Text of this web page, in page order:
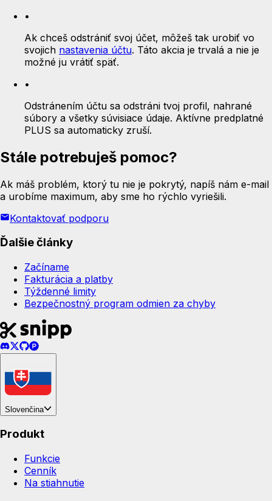
•
Ak chceš odstrániť svoj účet, môžeš tak urobiť vo
svojich nastavenia účtu. Táto akcia je trvalá a nie je
možné ju vrátiť späť.
•
Odstránením účtu sa odstráni tvoj profil, nahrané
súbory a všetky súvisiace údaje. Aktívne predplatné
PLUS sa automaticky zruší.
Stále potrebuješ pomoc?
Ak máš problém, ktorý tu nie je pokrytý, napíš nám e-mail
a urobíme maximum, aby sme ho rýchlo vyriešili.
Kontaktovať podporu
Ďalšie články
Začíname
Fakturácia a platby
Týždenné limity
Bezpečnostný program odmien za chyby
Slovenčina
Produkt
Funkcie
Cenník
Na stiahnutie